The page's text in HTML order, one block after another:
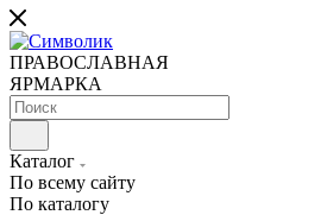
ПРАВОСЛАВНАЯ
ЯРМАРКА
Каталог
По всему сайту
По каталогу